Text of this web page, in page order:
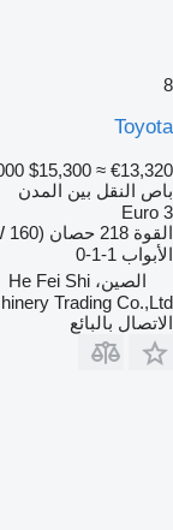
8
Toyota
$15,300 ≈ €13,320
باص النقل بين المدن
Euro 3
القوة 218 حصان (160 kW)
الأبواب 1-1-0
الصين، He Fei Shi
Trading Co.,Ltd
الاتصال بالبائع